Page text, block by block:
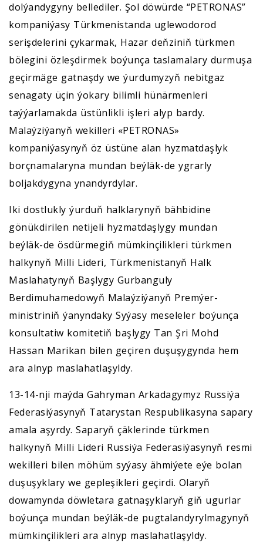
dolýandygyny bellediler. Şol döwürde “PETRONAS”
kompaniýasy Türkmenistanda uglewodorod
serişdelerini çykarmak, Hazar deňziniň türkmen
bölegini özleşdirmek boýunça taslamalary durmuşa
geçirmäge gatnaşdy we ýurdumyzyň nebitgaz
senagaty üçin ýokary bilimli hünärmenleri
taýýarlamakda üstünlikli işleri alyp bardy.
Malaýziýanyň wekilleri «PETRONAS»
kompaniýasynyň öz üstüne alan hyzmatdaşlyk
borçnamalaryna mundan beýläk-de ygrarly
boljakdygyna ynandyrdylar.
Iki dostlukly ýurduň halklarynyň bähbidine
gönükdirilen netijeli hyzmatdaşlygy mundan
beýläk-de ösdürmegiň mümkinçilikleri türkmen
halkynyň Milli Lideri, Türkmenistanyň Halk
Maslahatynyň Başlygy Gurbanguly
Berdimuhamedowyň Malaýziýanyň Premýer-
ministriniň ýanyndaky Syýasy meseleler boýunça
konsultatiw komitetiň başlygy Tan Şri Mohd
Hassan Marikan bilen geçiren duşuşygynda hem
ara alnyp maslahatlaşyldy.
13-14-nji maýda Gahryman Arkadagymyz Russiýa
Federasiýasynyň Tatarystan Respublikasyna sapary
amala aşyrdy. Saparyň çäklerinde türkmen
halkynyň Milli Lideri Russiýa Federasiýasynyň resmi
wekilleri bilen möhüm syýasy ähmiýete eýe bolan
duşuşyklary we gepleşikleri geçirdi. Olaryň
dowamynda döwletara gatnaşyklaryň giň ugurlar
boýunça mundan beýläk-de pugtalandyrylmagynyň
mümkinçilikleri ara alnyp maslahatlaşyldy.